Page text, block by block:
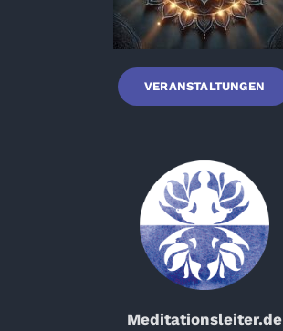
VERANSTALTUNGEN
Meditationsleiter.de